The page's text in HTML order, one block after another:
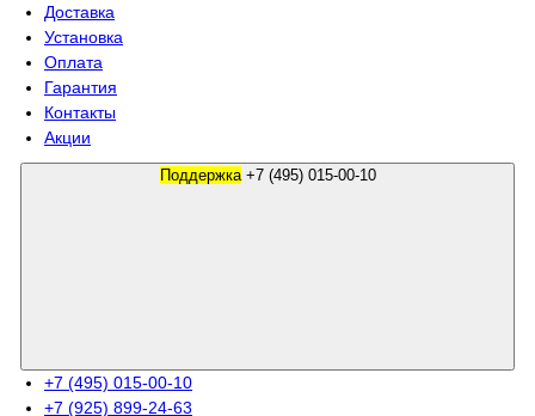
Доставка
Установка
Оплата
Гарантия
Контакты
Акции
Поддержка +7 (495) 015-00-10
+7 (495) 015-00-10
+7 (925) 899-24-63